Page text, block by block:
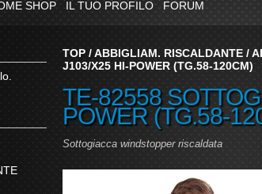
SHOP IL TUO PROFILO FORUM
TOP /ABBIGLIAM. RISCALDANTE /
J103/X25 HI-POWER (TG.58-120CM)
TE-82558
POWER (TG.58-
Sottogiacca windstopper riscaldata